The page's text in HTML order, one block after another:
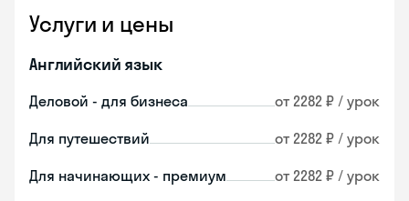
Услуги и цены
Английский язык
Деловой - для бизнеса от 2282 ₽ / урок
Для путешествий от 2282 ₽ / урок
Для начинающих - премиум от 2282 ₽ / урок